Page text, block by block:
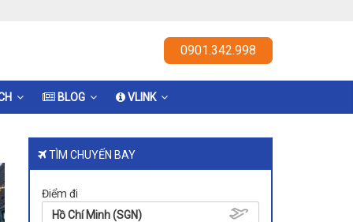
0901.342.998
BLOG VLINK
TÌM CHUYẾN BAY
Điểm đi
Hồ Chí Minh (SGN)